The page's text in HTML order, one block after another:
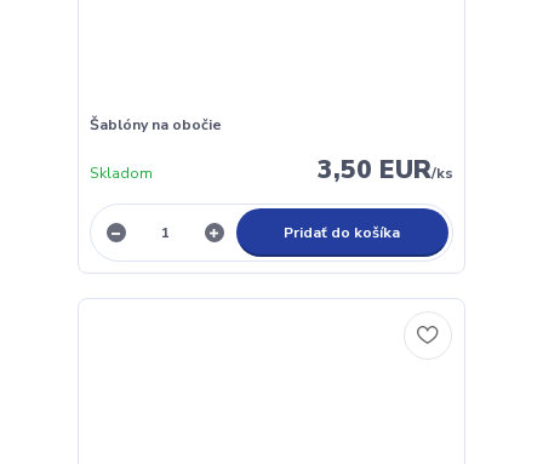
Šablóny na obočie
3,50 EUR/ks
Skladom
Pridať do košíka